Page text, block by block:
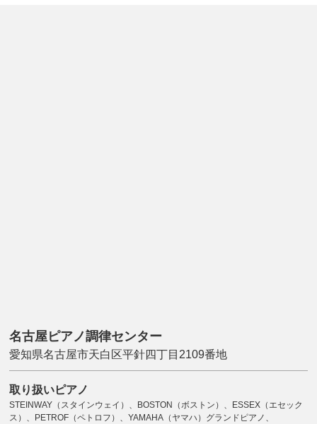
名古屋ピアノ調律センター
愛知県名古屋市天白区平針四丁目2109番地
取り扱いピアノ
STEINWAY（スタインウェイ）、BOSTON（ボストン）、ESSEX（エセック
ス）、PETROF（ペトロフ）、YAMAHA（ヤマハ）グランドピアノ、